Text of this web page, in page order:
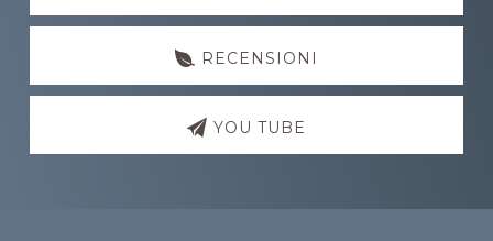
RECENSIONI
YOU TUBE